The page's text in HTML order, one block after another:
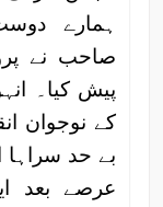
ہمارے
صاحب نے
پیش کیا۔
کے نوجوان
بے حد سراہا
عرصے بعد